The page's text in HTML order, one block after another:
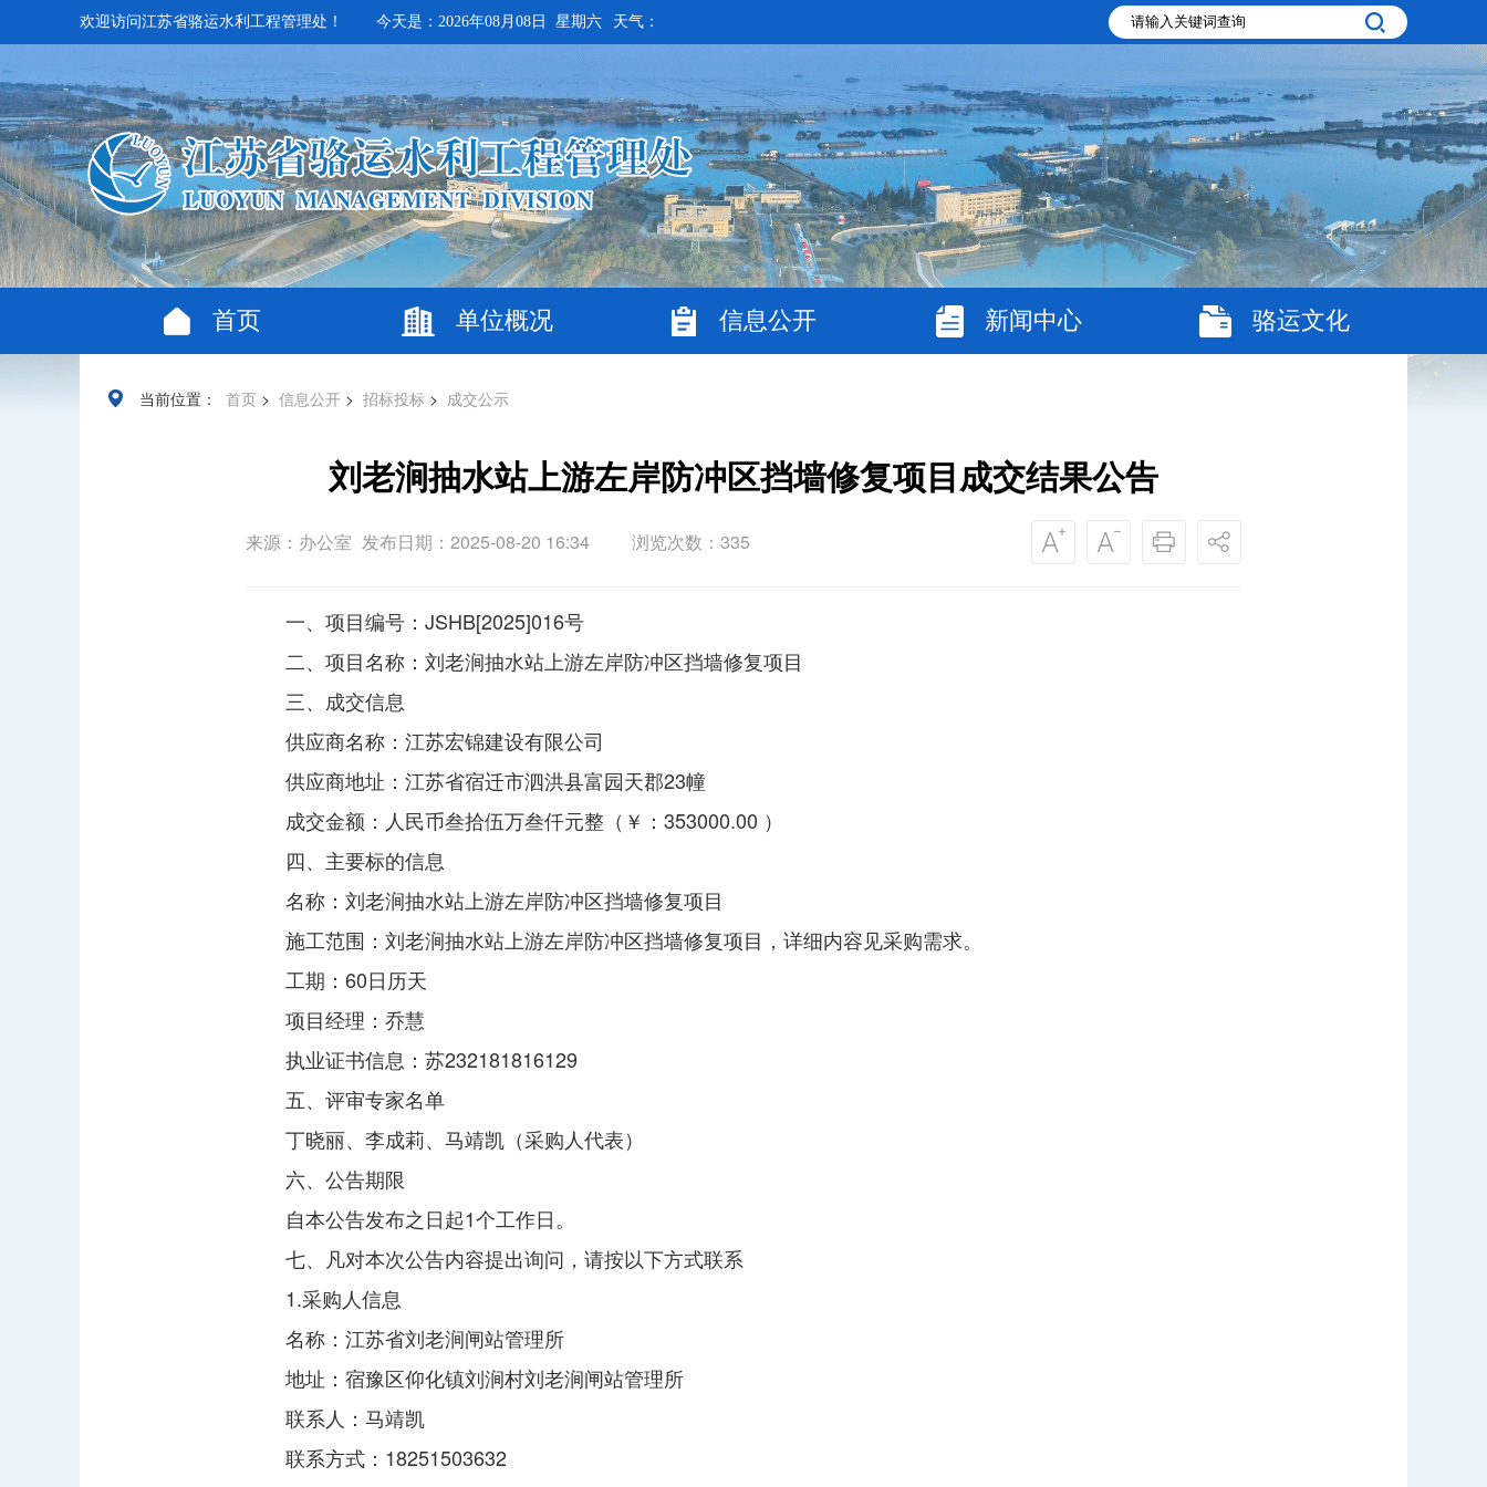
欢迎访问江苏省骆运水利工程管理处！ 今天是：2026年08月08日 星期六 天气：
首页 单位概况 信息公开 新闻中心 骆运文化
当前位置： 首页 > 信息公开 > 招标投标 > 成交公示
刘老涧抽水站上游左岸防冲区挡墙修复项目成交结果公告
来源：办公室 发布日期：2025-08-20 16:34 浏览次数： 335
一、项目编号：JSHB[2025]016号
二、项目名称：刘老涧抽水站上游左岸防冲区挡墙修复项目
三、成交信息
供应商名称：江苏宏锦建设有限公司
供应商地址：江苏省宿迁市泗洪县富园天郡23幢
成交金额：人民币叁拾伍万叁仟元整（￥：353000.00 ）
四、主要标的信息
名称：刘老涧抽水站上游左岸防冲区挡墙修复项目
施工范围：刘老涧抽水站上游左岸防冲区挡墙修复项目，详细内容见采购需求。
工期：60日历天
项目经理：乔慧
执业证书信息：苏232181816129
五、评审专家名单
丁晓丽、李成莉、马靖凯（采购人代表）
六、公告期限
自本公告发布之日起1个工作日。
七、凡对本次公告内容提出询问，请按以下方式联系
1.采购人信息
名称：江苏省刘老涧闸站管理所
地址：宿豫区仰化镇刘涧村刘老涧闸站管理所
联系人：马靖凯
联系方式：18251503632